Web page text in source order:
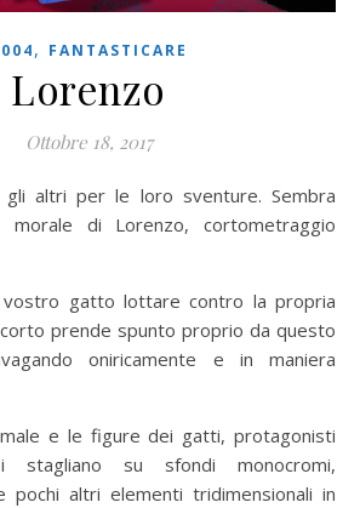
, FANTASTICARE
Lorenzo
Ottobre 18, 2017
di Lorenzo, cortometraggio
gatto lottare contro la propria
prende spunto proprio da questo
oniricamente e in maniera
e le figure dei gatti, protagonisti
stagliano su sfondi monocromi,
altri elementi tridimensionali in